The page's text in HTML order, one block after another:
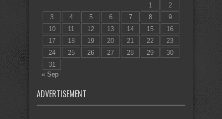
1
2
3
4 5 6 7 8
9
10
11 12 13 14 15
16
17
18 19 20 21 22
23
24
25 26 27 28 29
30
31
« Sep
ADVERTISEMENT